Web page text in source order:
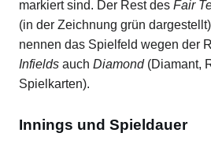
markiert sind. Der Rest des Fair
(in der Zeichnung grün
nennen das Spielfeld wegen der
Infields auch Diamond(Diamant,
Spielkarten).
Innings und Spieldauer